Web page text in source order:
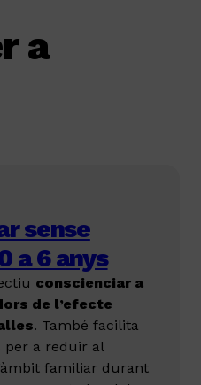
a
sense
a 6 anys
conscienciar a
de l’efecte
. També facilita
per a reduir al
familiar durant